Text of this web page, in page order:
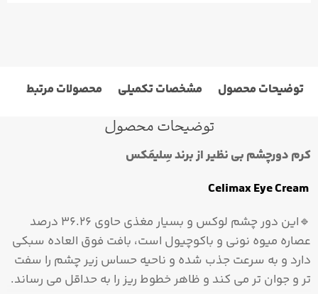
توضیحات محصول مشخصات تکمیلی محصولات مرتبط
توضیحات محصول
کرم دورچشم بي نظير از برند سِلیمَكس
EyeCream
🔹اين دور چشم لوکس و بسیار مغذی حاوی ۳۶.۲۶ درصد
عصاره میوه نونی و باکوچیول است، بافت فوق العاده سبکی
دارد و به سرعت جذب شده و ناحیه حساس زير چشم را سفت
تر و جوان تر مي کند و ظاهر خطوط ریز را به حداقل می رساند.